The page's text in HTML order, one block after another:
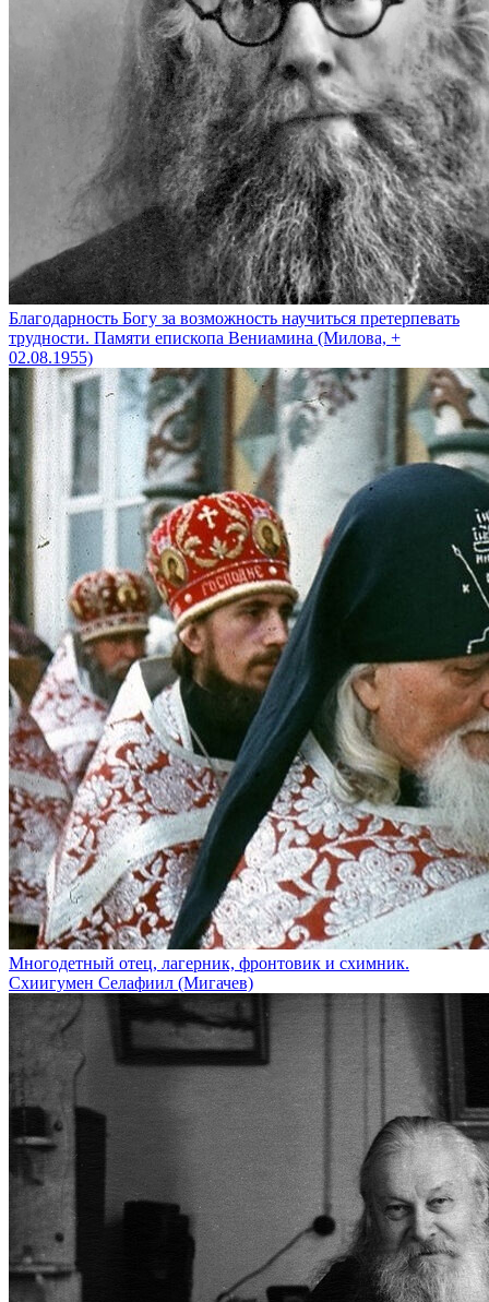
Благодарность Богу за возможность научиться претерпевать
трудности. Памяти епископа Вениамина (Милова, +
02.08.1955)
Многодетный отец, лагерник, фронтовик и схимник.
Схиигумен Селафиил (Мигачев)